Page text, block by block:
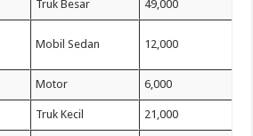
Truk Besar 49,000
Mobil Sedan 12,000
Motor 6,000
Truk Kecil 21,000